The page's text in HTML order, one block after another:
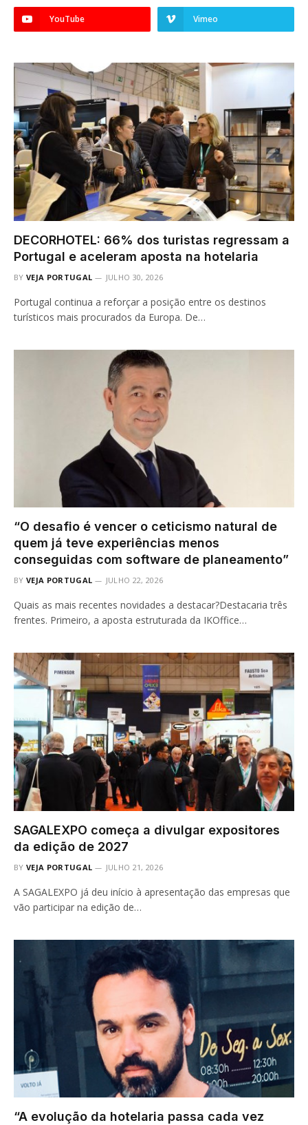
YouTube Vimeo
DECORHOTEL: 66% dos turistas regressam a
Portugal e aceleram aposta na hotelaria
BY VEJA PORTUGAL JULHO 30, 2026
Portugal continua a reforçar a posição entre os destinos
turísticos mais procurados da Europa. De…
“O desafio é vencer o ceticismo natural de
quem já teve experiências menos
conseguidas com software de planeamento”
BY VEJA PORTUGAL JULHO 22, 2026
Quais as mais recentes novidades a destacar?Destacaria três
frentes. Primeiro, a aposta estruturada da IKOffice…
SAGALEXPO começa a divulgar expositores
da edição de 2027
BY VEJA PORTUGAL JULHO 21, 2026
A SAGALEXPO já deu início à apresentação das empresas que
vão participar na edição de…
“A evolução da hotelaria passa cada vez